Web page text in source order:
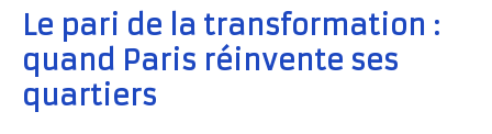
Le pari de la transformation :
quand Paris réinvente ses
quartiers